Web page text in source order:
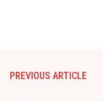
PREVIOUS ARTICLE